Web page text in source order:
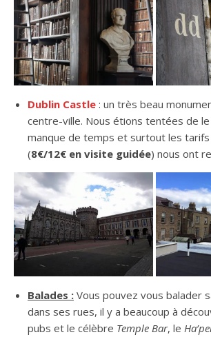
Dublin Castle : un très beau
centre-ville. Nous étions tentées de
manque de temps et surtout les
(8€/12€ en visite guidée) nous ont
Balades : Vous pouvez vous balader
dans ses rues, il y a beaucoup à
pubs et le célèbre Temple Bar, le